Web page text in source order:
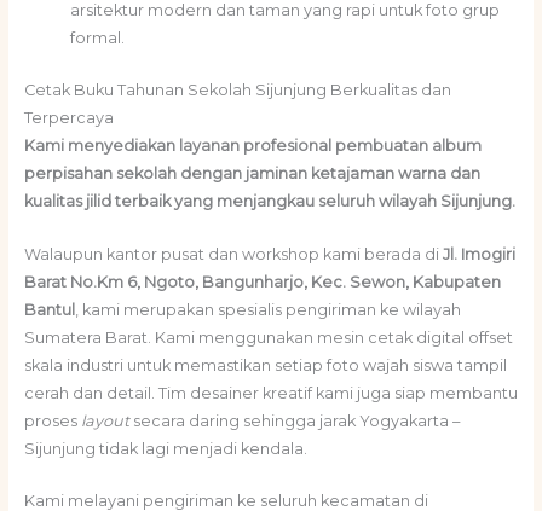
arsitektur modern dan taman yang rapi untuk foto grup
formal.
Cetak Buku Tahunan Sekolah Sijunjung Berkualitas dan
Terpercaya
Kami menyediakan layanan profesional pembuatan album
perpisahan sekolah dengan jaminan ketajaman warna dan
kualitas jilid terbaik yang menjangkau seluruh wilayah Sijunjung.
Walaupun kantor pusat dan workshop kami berada di Jl. Imogiri
Barat No.Km 6, Ngoto, Bangunharjo, Kec. Sewon, Kabupaten
Bantul, kami merupakan spesialis pengiriman ke wilayah
Sumatera Barat. Kami menggunakan mesin cetak digital offset
skala industri untuk memastikan setiap foto wajah siswa tampil
cerah dan detail. Tim desainer kreatif kami juga siap membantu
proses layoutsecara daring sehingga jarak Yogyakarta –
Sijunjung tidak lagi menjadi kendala.
Kami melayani pengiriman ke seluruh kecamatan di